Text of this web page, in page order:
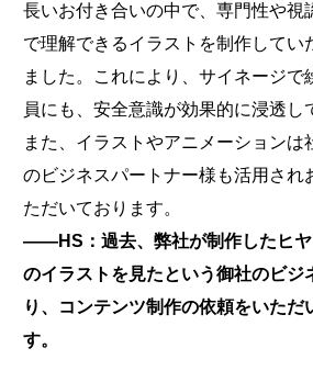
長いお付き合いの中で、専門性や視
で理解できるイラストを制作してい
ました。これにより、サイネージで
員にも、安全意識が効果的に浸透し
また、イラストやアニメーションは
のビジネスパートナー様も活用され
ただいております。
――HS：過去、弊社が制作したヒヤ
のイラストを見たという御社のビジ
り、コンテンツ制作の依頼をいただ
す。